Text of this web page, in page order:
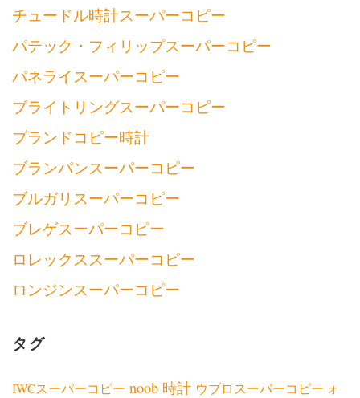
チュードル時計スーパーコピー
パテック・フィリップスーパーコピー
パネライスーパーコピー
ブライトリングスーパーコピー
ブランドコピー時計
ブランパンスーパーコピー
ブルガリスーパーコピー
ブレゲスーパーコピー
ロレックススーパーコピー
ロンジンスーパーコピー
タグ
IWCスーパーコピー noob 時計 ウブロスーパーコピー オ